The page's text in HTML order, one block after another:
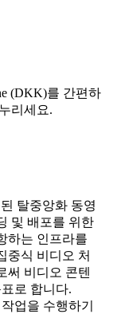
(DKK)를 간편하
리세요.
탈중앙화 동영
및 배포를 위한
하는 인프라를
중식 비디오 처
써 비디오 콘텐
로 합니다.
업을 수행하기